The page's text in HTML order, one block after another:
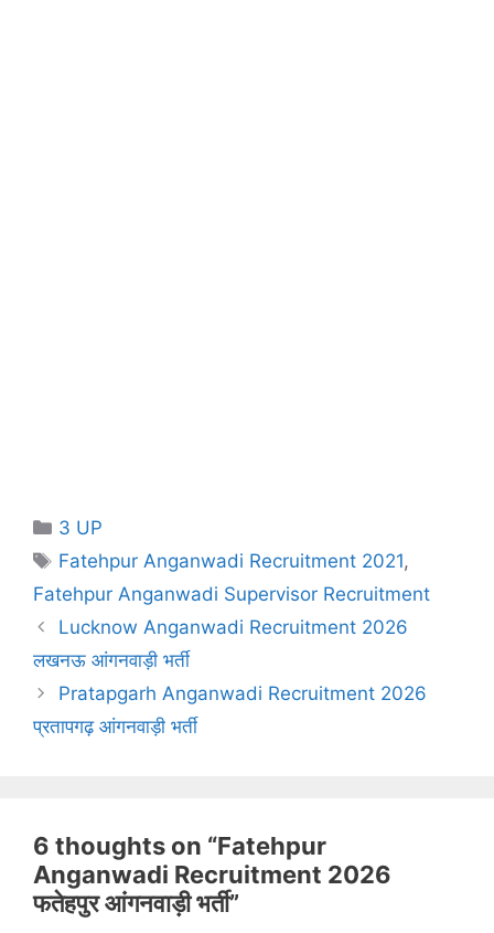
Categories
3 UP
Tags
Fatehpur Anganwadi Recruitment 2021,
Fatehpur Anganwadi Supervisor Recruitment
Lucknow Anganwadi Recruitment 2026
लखनऊ आंगनवाड़ी भर्ती
Pratapgarh Anganwadi Recruitment 2026
प्रतापगढ़ आंगनवाड़ी भर्ती
6 thoughts on “Fatehpur
Anganwadi Recruitment 2026
फतेहपुर आंगनवाड़ी भर्ती”